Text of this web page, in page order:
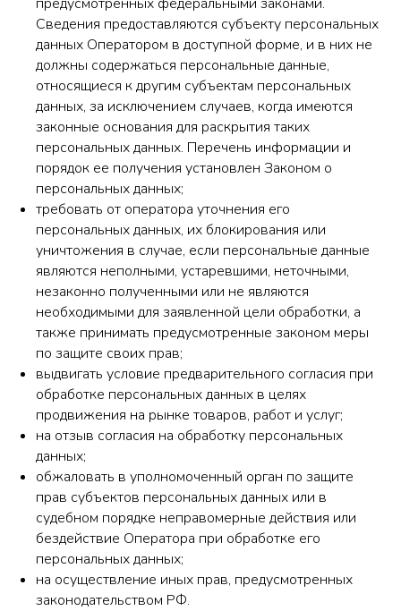
Сведения предоставляются субъекту персональных
данных Оператором в доступной форме, и в них не
должны содержаться персональные данные,
относящиеся к другим субъектам персональных
данных, за исключением случаев, когда имеются
законные основания для раскрытия таких
персональных данных. Перечень информации и
порядок ее получения установлен Законом о
персональных данных;
требовать от оператора уточнения его
персональных данных, их блокирования или
уничтожения в случае, если персональные данные
являются неполными, устаревшими, неточными,
незаконно полученными или не являются
необходимыми для заявленной цели обработки, а
также принимать предусмотренные законом меры
по защите своих прав;
выдвигать условие предварительного согласия при
обработке персональных данных в целях
продвижения на рынке товаров, работ и услуг;
на отзыв согласия на обработку персональных
данных;
обжаловать в уполномоченный орган по защите
прав субъектов персональных данных или в
судебном порядке неправомерные действия или
бездействие Оператора при обработке его
персональных данных;
на осуществление иных прав, предусмотренных
законодательством РФ.